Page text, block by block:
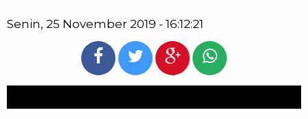
Senin, 25 November 2019 - 16:12:21